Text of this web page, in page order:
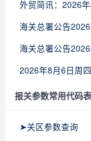
外贸简讯：2026
2026年8月6日周
报关参数常用代码
➤关区参数查询